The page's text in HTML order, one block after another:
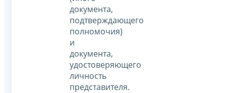
документа,
подтверждающего
полномочия)
и
документа,
удостоверяющего
личность
представителя.